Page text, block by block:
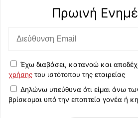
Πρωινή
Έχω διαβάσει, κατανοώ και
χρήσης του ιστότοπου της εταιρείας
Δηλώνω υπεύθυνα ότι είμαι άνω
βρίσκομαι υπό την εποπτεία γονέα ή